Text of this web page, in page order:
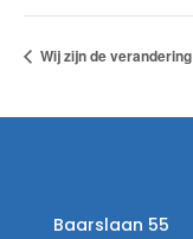
Wij zijn de verandering
Baarslaan 55